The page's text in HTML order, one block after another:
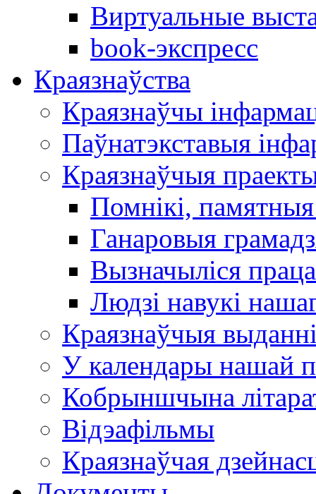
Виртуальные
book-экспресс
Краязнаўства
Краязнаўчы
Паўнатэкставыя
Краязнаўчыя
Помнікі,
Ганаровыя
Вызначыліся
Людзі навукі
Краязнаўчыя
У календары нашай
Кобрыншчына
Відэафільмы
Краязнаўчая